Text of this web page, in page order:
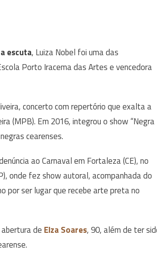
escuta, Luiza Nobel foi uma das
Porto Iracema das Artes e vencedora
concerto com repertório que exalta a
(MPB). Em 2016, integrou o show “Negra
cearenses.
ao Carnaval em Fortaleza (CE), no
onde fez show autoral, acompanhada do
por ser lugar que recebe arte preta no
de Elza Soares, 90, além de ter